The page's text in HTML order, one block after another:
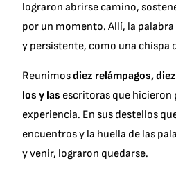
lograron abrirse camino,
por un momento. Allí, la
y persistente, como una chispa
Reunimosdiez relámpagos,
los y las escritoras que hicieron
experiencia. En sus destellos
encuentros y la huella de las
y venir, lograron quedarse.